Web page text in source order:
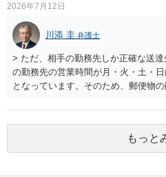
2026年7月12日
川添 圭 弁護士
> ただ、相手の勤務先しか正確な送
の勤務先の営業時間が月・火・土・
となっています。そのため、郵便物
夜間の送達を上申するのが基本にな
かすには早すぎるので執行官送達を
せん。裁判所としては（あまりに特
い可能性もありますし、執行官送達
もっと